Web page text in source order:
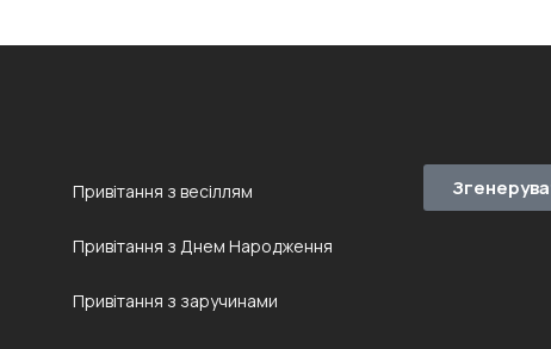
Привітання з весіллям
Привітання з Днем Народження
Привітання з заручинами